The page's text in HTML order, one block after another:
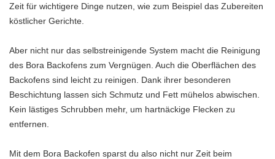
Zeit für wichtigere Dinge nutzen, wie zum Beispiel das Zubereiten
köstlicher Gerichte.
Aber nicht nur das selbstreinigende System macht die Reinigung
des Bora Backofens zum Vergnügen. Auch die Oberflächen des
Backofens sind leicht zu reinigen. Dank ihrer besonderen
Beschichtung lassen sich Schmutz und Fett mühelos abwischen.
Kein lästiges Schrubben mehr, um hartnäckige Flecken zu
entfernen.
Mit dem Bora Backofen sparst du also nicht nur Zeit beim